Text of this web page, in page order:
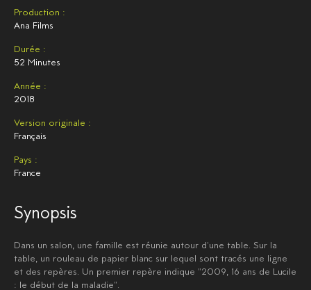
Production :
Ana Films
Durée :
52 Minutes
Année :
2018
Version originale :
Français
Pays :
France
Synopsis
Dans un salon, une famille est réunie autour d'une table. Sur la
table, un rouleau de papier blanc sur lequel sont tracés une ligne
et des repères. Un premier repère indique "2009, 16 ans de Lucile
: le début de la maladie".